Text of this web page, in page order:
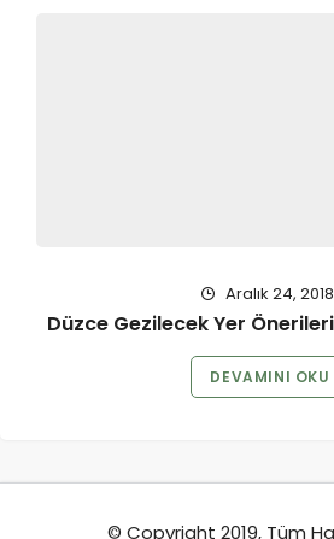
Aralık 24, 2018
Düzce Gezilecek Yer
DEVAMINI OKU
© Copyright 2019, Tüm